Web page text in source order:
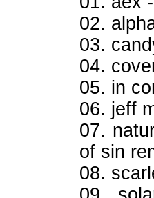
02.
03.
04.
05. in
06. jeff
07.
of sin
08.